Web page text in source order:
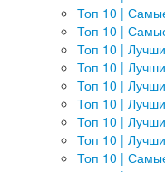
Топ 10 |
Топ 10 |
Топ 10 |
Топ 10 |
Топ 10 |
Топ 10 |
Топ 10 |
Топ 10 |
Топ 10 |